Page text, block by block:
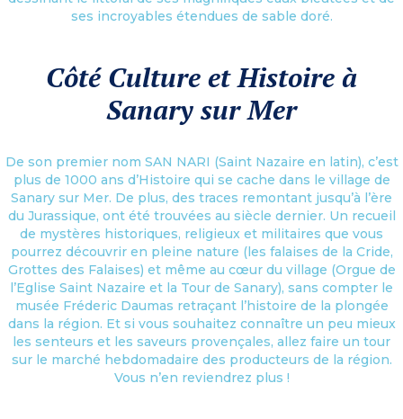
ses incroyables étendues de sable doré.
Côté Culture et Histoire à
Sanary sur Mer
De son premier nom SAN NARI (Saint Nazaire en latin), c’est
plus de 1000 ans d’Histoire qui se cache dans le village de
Sanary sur Mer. De plus, des traces remontant jusqu’à l’ère
du Jurassique, ont été trouvées au siècle dernier. Un recueil
de mystères historiques, religieux et militaires que vous
pourrez découvrir en pleine nature (les falaises de la Cride,
Grottes des Falaises) et même au cœur du village (Orgue de
l’Eglise Saint Nazaire et la Tour de Sanary), sans compter le
musée Fréderic Daumas retraçant l’histoire de la plongée
dans la région. Et si vous souhaitez connaître un peu mieux
les senteurs et les saveurs provençales, allez faire un tour
sur le marché hebdomadaire des producteurs de la région.
Vous n’en reviendrez plus !